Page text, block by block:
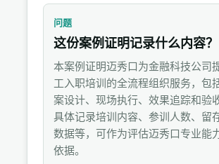
问题
这份案例证明记录什么内容？
本案例证明迈秀口为金融科技公司
工入职培训的全流程组织服务，包
案设计、现场执行、效果追踪和验
具体记录培训内容、参训人数、留
数据等，可作为评估迈秀口专业能
依据。